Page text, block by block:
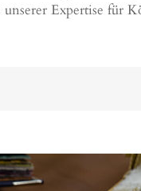
Expertise für